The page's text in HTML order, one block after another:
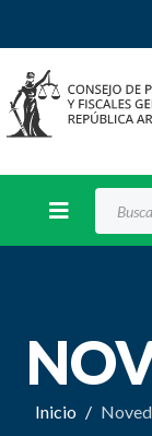
Inicio